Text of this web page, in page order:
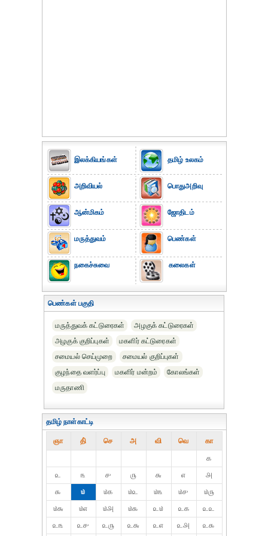
இலக்கியங்கள்
அறிவியல்
ஆன்மிகம்
மருத்துவம்
நகைச்சுவை
தமிழ் உலகம்
பொதுஅறிவு
ஜோதிடம்
பெண்கள்
கலைகள்
பெண்கள் பகுதி
மருத்துவக் கட்டுரைகள்
அழகுக் கட்டுரைகள்
அழகுக் குறிப்புகள்
மகளிர் கட்டுரைகள்
சமையல் செய்முறை
சமையல் குறிப்புகள்
குழந்தை வளர்ப்பு
மகளிர் மன்றம்
கோலங்கள்
மருதாணி
தமிழ் நாள்காட்டி
ஞா தி் செ அ வி வெ கா
௧
௨
௩ ௪ ௫ ௬ ௭
௮
௯
௰ ௰௧ ௰௨ ௰௩ ௰௪
௰௫
௰௬
௰௭ ௰௮ ௰௯ ௨௰ ௨௧
௨௨
௨௩
௨௪ ௨௫ ௨௬ ௨௭ ௨௮
௨௯